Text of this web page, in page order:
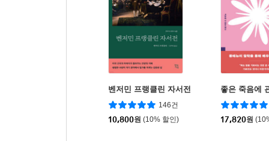
벤저민 프랭클린 자서전
146건
10,800원 (10% 할인)
좋은 죽음에
17,820원